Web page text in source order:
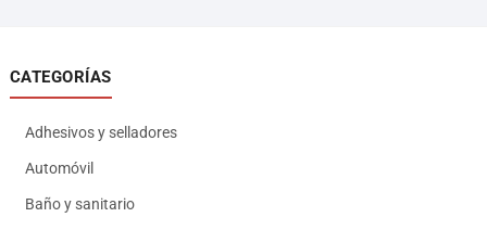
CATEGORÍAS
Adhesivos y selladores
Automóvil
Baño y sanitario